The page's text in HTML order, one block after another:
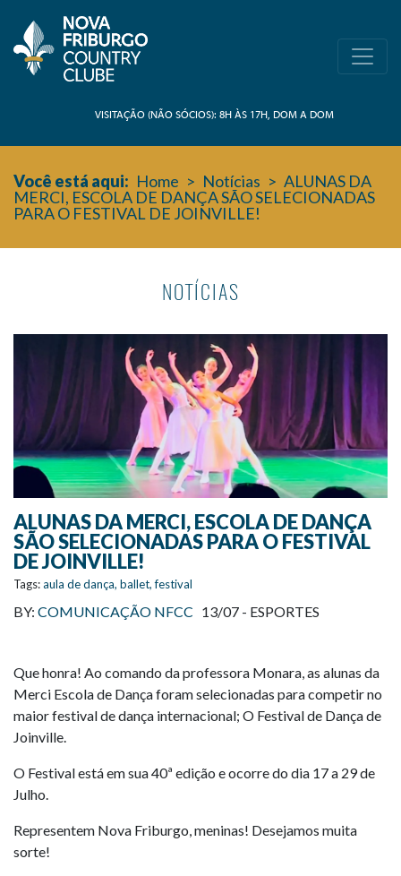
VISITAÇÃO (NÃO SÓCIOS): 8H ÀS 17H, DOM A DOM
Você está aqui: Home > Notícias > ALUNAS DA
MERCI, ESCOLA DE DANÇA SÃO SELECIONADAS
PARA O FESTIVAL DE JOINVILLE!
NOTÍCIAS
ALUNAS DA MERCI, ESCOLA DE DANÇA
SÃO SELECIONADAS PARA O FESTIVAL
DE JOINVILLE!
Tags:aula de dança, ballet,festival
BY: COMUNICAÇÃO NFCC 13/07 - ESPORTES
Que honra! Ao comando da professora Monara, as alunas da
Merci Escola de Dança foram selecionadas para competir no
maior festival de dança internacional; O Festival de Dança de
Joinville.
O Festival está em sua 40ª edição e ocorre do dia 17 a 29 de
Julho.
Representem Nova Friburgo, meninas! Desejamos muita
sorte!